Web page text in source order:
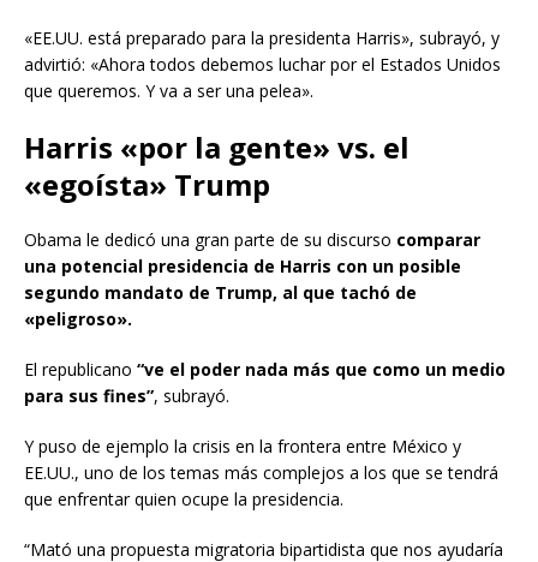
«EE.UU. está preparado para la presidenta Harris», subrayó, y
advirtió: «Ahora todos debemos luchar por el Estados Unidos
que queremos. Y va a ser una pelea».
Harris «por la gente» vs. el
«egoísta» Trump
Obama le dedicó una gran parte de su discurso comparar
una potencial presidencia de Harris con un posible
segundo mandato de Trump, al que tachó de
«peligroso».
El republicano “ve el poder nada más que como un medio
para sus fines”, subrayó.
Y puso de ejemplo la crisis en la frontera entre México y
EE.UU., uno de los temas más complejos a los que se tendrá
que enfrentar quien ocupe la presidencia.
“Mató una propuesta migratoria bipartidista que nos ayudaría